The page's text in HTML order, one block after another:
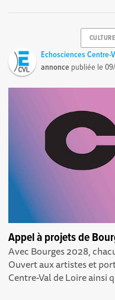
CULTURE
Echosciences Centre-
annonce publiée le
Appel à projets de
Avec Bourges 2028,
Ouvert aux artistes et
Centre-Val de Loire ainsi